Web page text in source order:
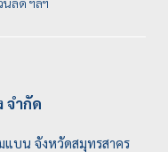
จำกัด
แบน จังหวัดสมุทรสาคร